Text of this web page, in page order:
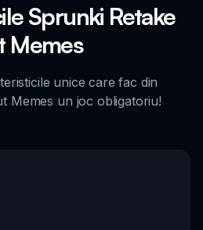
Sprunki Retake
Memes
unice care fac din
Memes un joc obligatoriu!